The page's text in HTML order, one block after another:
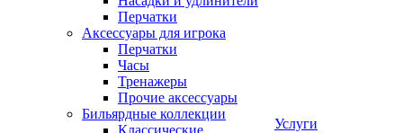
Перчатки
Аксессуары для игрока
Перчатки
Часы
Тренажеры
Прочие аксессуары
Бильярдные коллекции
Классические
Услуги